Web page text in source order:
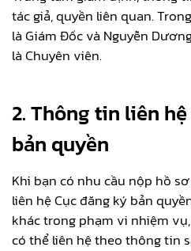
tác giả, quyền liên quan.
là Giám Đốc và Nguyễn
là Chuyên viên.
2. Thông tin liên
bản quyền
Khi bạn có nhu cầu nộp hồ sơ
liên hệ Cục đăng ký bản
khác trong phạm vi nhiệm
có thể liên hệ theo thông tin